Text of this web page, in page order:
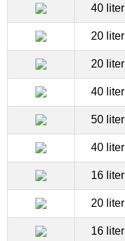
40 liter
20 liter
20 liter
40 liter
50 liter
40 liter
16 liter
20 liter
16 liter